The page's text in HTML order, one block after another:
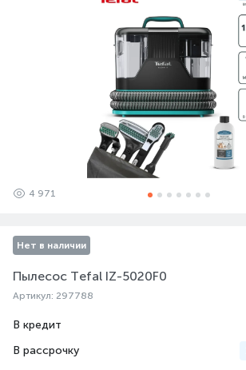
4 971
Нет в наличии
Пылесос Tefal IZ-5020F0
Артикул: 297788
В кредит
В рассрочку